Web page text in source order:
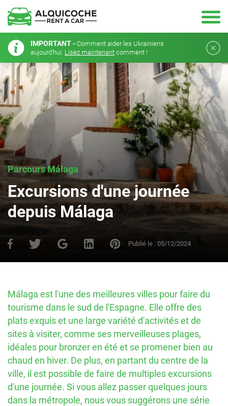
IMPORTANT - Comment aider les Ukrainiens
aujourd'hui. Lisez maintenant comment !
Parcours Málaga
Excursions d'une journée
depuis Málaga
Publié le : 05/12/2024
Málaga est l'une des meilleures villes pour faire du
tourisme dans le sud de l'Espagne. Elle offre des
plats exquis et une large variété d'activités et de
sites à visiter, comme ses merveilleuses plages,
idéales pour bronzer en été et se promener bien au
chaud en hiver. De plus, en partant du centre de la
ville, il est possible de faire de multiples excursions
d'une journée. Si vous allez passer quelques jours
dans la métropole, nous vous suggérons une série